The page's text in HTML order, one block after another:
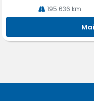
195.636 km